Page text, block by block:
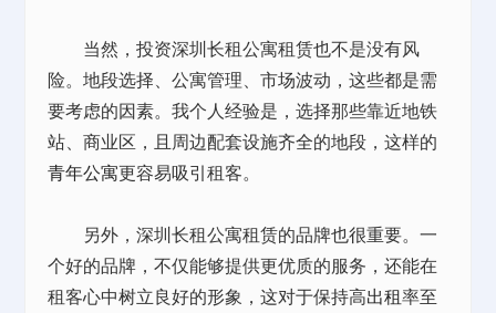
当然，投资深圳长租公寓租赁也不是没有风
险。地段选择、公寓管理、市场波动，这些都是需
要考虑的因素。我个人经验是，选择那些靠近地铁
站、商业区，且周边配套设施齐全的地段，这样的
青年公寓更容易吸引租客。
另外，深圳长租公寓租赁的品牌也很重要。一
个好的品牌，不仅能够提供更优质的服务，还能在
租客心中树立良好的形象，这对于保持高出租率至